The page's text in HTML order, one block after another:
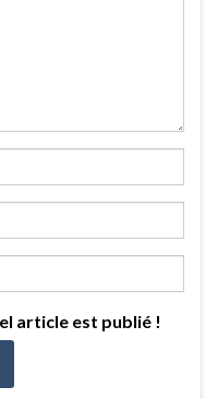
article est publié !